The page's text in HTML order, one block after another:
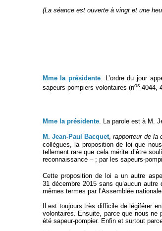
(La séance est ouverte à vingt et une
Mme la présidente. L’ordre du jour
sapeurs-pompiers volontaires (nos 4044,
Mme la présidente. La parole est à M.
M. Jean-Paul Bacquet,rapporteur de la
collègues, la proposition de loi que
tellement rare que cela mérite d’être
reconnaissance – ; par les sapeurs-
Cette proposition de loi a un autre
31 décembre 2015 sans qu’aucun
mêmes termes par l’Assemblée
Il est toujours très difficile de légiférer
volontaires. Ensuite, parce que nous ne
été sapeur-pompier. Enfin et surtout